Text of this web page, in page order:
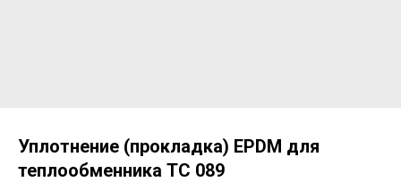
Уплотнение (прокладка) EPDM для
теплообменника TC 089